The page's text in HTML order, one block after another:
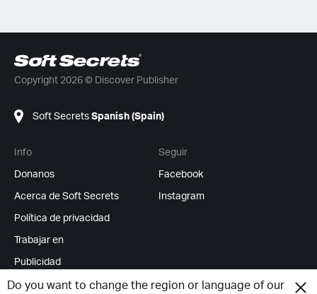
Do you want to change the region or language of our
Copyright 2026 © Discover Publisher
Soft Secrets Spanish (Spain)
Info
Donanos
Acerca de Soft Secrets
Política de privacidad
Trabajar en
Publicidad
Feed RSS
Seguir
Facebook
Instagram